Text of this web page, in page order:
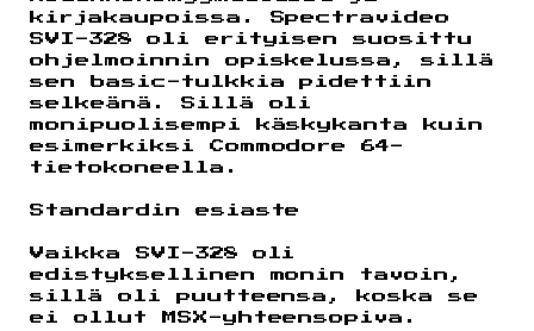
kirjakaupoissa. Spectravideo
SVI-328 oli erityisen suosittu
ohjelmoinnin opiskelussa, sillä
sen basic-tulkkia pidettiin
selkeänä. Sillä oli
monipuolisempi käskykanta kuin
esimerkiksi Commodore 64-
tietokoneella.
Standardin esiaste
Vaikka SVI-328 oli
edistyksellinen monin tavoin,
sillä oli puutteensa, koska se
ei ollut MSX-yhteensopiva.